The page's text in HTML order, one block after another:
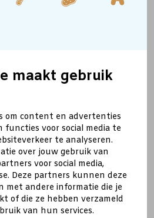
maakt gebruik
om content en advertenties
functies voor social media te
te analyseren.
over jouw gebruik van
voor social media,
Deze partners kunnen deze
met andere informatie die je
of die ze hebben verzameld
van hun services.